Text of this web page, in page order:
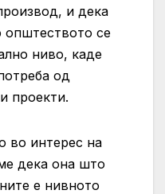
и дека
општеството се
ниво, каде
од
проекти.
во интерес на
дека она што
е нивното